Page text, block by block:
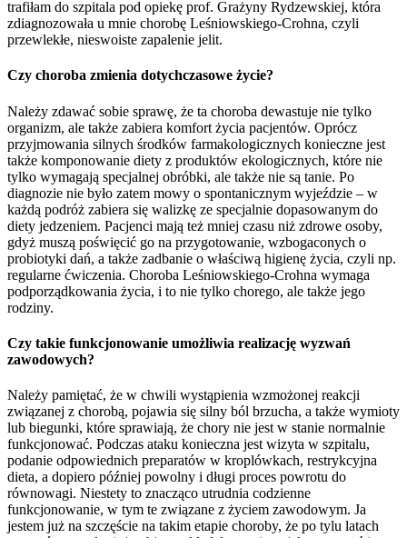
trafiłam do szpitala pod opiekę prof. Grażyny Rydzewskiej, która
zdiagnozowała u mnie chorobę Leśniowskiego-Crohna, czyli
przewlekłe, nieswoiste zapalenie jelit.
Czy choroba zmienia dotychczasowe życie?
Należy zdawać sobie sprawę, że ta choroba dewastuje nie tylko
organizm, ale także zabiera komfort życia pacjentów. Oprócz
przyjmowania silnych środków farmakologicznych konieczne jest
także komponowanie diety z produktów ekologicznych, które nie
tylko wymagają specjalnej obróbki, ale także nie są tanie. Po
diagnozie nie było zatem mowy o spontanicznym wyjeździe – w
każdą podróż zabiera się walizkę ze specjalnie dopasowanym do
diety jedzeniem. Pacjenci mają też mniej czasu niż zdrowe osoby,
gdyż muszą poświęcić go na przygotowanie, wzbogaconych o
probiotyki dań, a także zadbanie o właściwą higienę życia, czyli np.
regularne ćwiczenia. Choroba Leśniowskiego-Crohna wymaga
podporządkowania życia, i to nie tylko chorego, ale także jego
rodziny.
Czy takie funkcjonowanie umożliwia realizację wyzwań
zawodowych?
Należy pamiętać, że w chwili wystąpienia wzmożonej reakcji
związanej z chorobą, pojawia się silny ból brzucha, a także wymioty
lub biegunki, które sprawiają, że chory nie jest w stanie normalnie
funkcjonować. Podczas ataku konieczna jest wizyta w szpitalu,
podanie odpowiednich preparatów w kroplówkach, restrykcyjna
dieta, a dopiero później powolny i długi proces powrotu do
równowagi. Niestety to znacząco utrudnia codzienne
funkcjonowanie, w tym te związane z życiem zawodowym. Ja
jestem już na szczęście na takim etapie choroby, że po tylu latach